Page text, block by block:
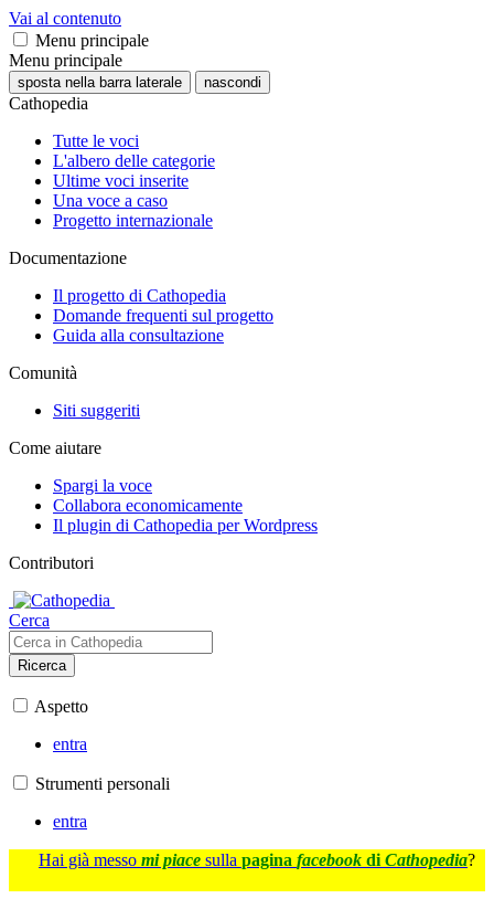
Vai al contenuto
Menu principale
Menu principale
sposta nella barra laterale nascondi
Cathopedia
Tutte le voci
L'albero delle categorie
Ultime voci inserite
Una voce a caso
Progetto internazionale
Documentazione
Il progetto di Cathopedia
Domande frequenti sul progetto
Guida alla consultazione
Comunità
Siti suggeriti
Come aiutare
Spargi la voce
Collabora economicamente
Il plugin di Cathopedia per Wordpress
Contributori
Cerca
Ricerca
Aspetto
entra
Strumenti personali
entra
Hai già messo mi piace sulla pagina facebook di Cathopedia?